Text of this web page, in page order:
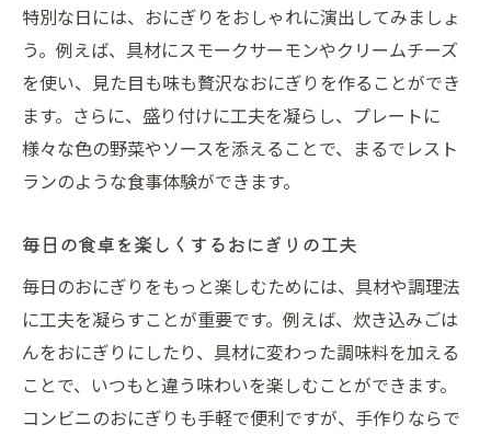
特別な日には、おにぎりをおしゃれに演出してみましょ
う。例えば、具材にスモークサーモンやクリームチーズ
を使い、見た目も味も贅沢なおにぎりを作ることができ
ます。さらに、盛り付けに工夫を凝らし、プレートに
様々な色の野菜やソースを添えることで、まるでレスト
ランのような食事体験ができます。
毎日の食卓を楽しくするおにぎりの工夫
毎日のおにぎりをもっと楽しむためには、具材や調理法
に工夫を凝らすことが重要です。例えば、炊き込みごは
んをおにぎりにしたり、具材に変わった調味料を加える
ことで、いつもと違う味わいを楽しむことができます。
コンビニのおにぎりも手軽で便利ですが、手作りならで